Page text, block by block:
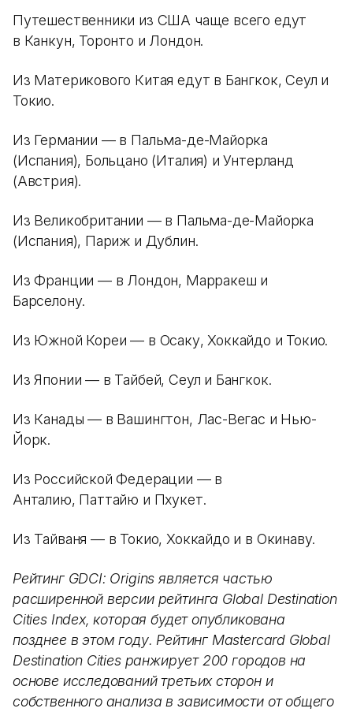
Путешественники из США чаще всего едут
в Канкун, Торонто и Лондон.
Из Материкового Китая едут в Бангкок, Сеул и
Токио.
Из Германии — в Пальма-де-Майорка
(Испания), Больцано (Италия) и Унтерланд
(Австрия).
Из Великобритании — в Пальма-де-Майорка
(Испания), Париж и Дублин.
Из Франции — в Лондон, Марракеш и
Барселону.
Из Южной Кореи — в Осаку, Хоккайдо и Токио.
Из Японии — в Тайбей, Сеул и Бангкок.
Из Канады — в Вашингтон, Лас-Вегас и Нью-
Йорк.
Из Российской Федерации — в
Анталию, Паттайю и Пхукет.
Из Тайваня — в Токио, Хоккайдо и в Окинаву.
Рейтинг GDCI: Origins является частью
расширенной версии рейтинга Global Destination
Cities Index, которая будет опубликована
позднее в этом году. Рейтинг Mastercard Global
Destination Cities ранжирует 200 городов на
основе исследований третьих сторон и
собственного анализа в зависимости от общего